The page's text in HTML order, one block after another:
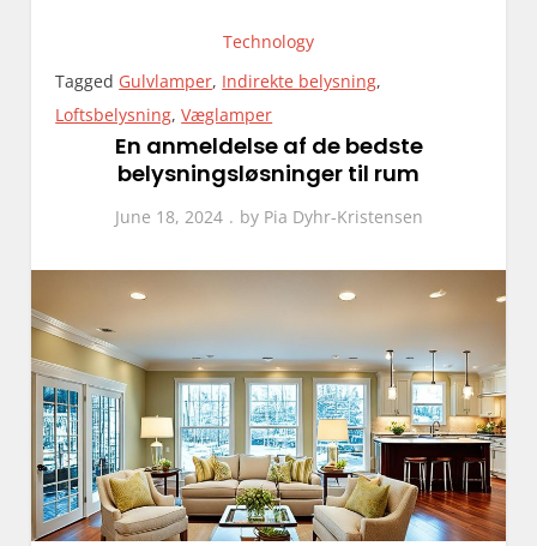
Technology
Tagged Gulvlamper, Indirekte belysning,
Loftsbelysning,Væglamper
En anmeldelse af de bedste
belysningsløsninger til rum
June 18, 2024 by Pia Dyhr-Kristensen